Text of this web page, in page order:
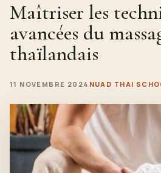
Maîtriser les
avancées du
thaïlandais
11 NOVEMBRE 2024 NUAD THAI